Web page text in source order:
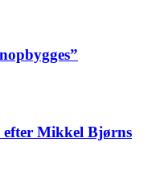
Mikkel Bjørns